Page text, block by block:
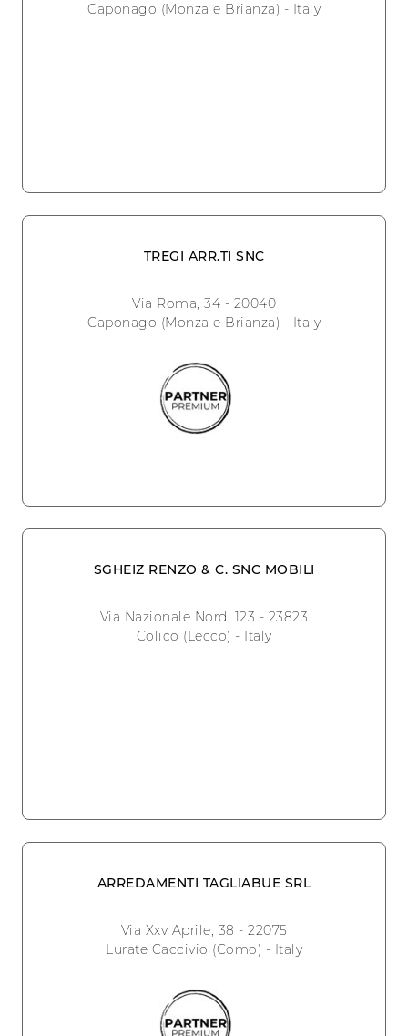
Caponago (Monza e Brianza) - Italy
TREGI ARR.TI SNC
Via Roma, 34 - 20040
Caponago (Monza e Brianza) - Italy
SGHEIZ RENZO & C. SNC MOBILI
Via Nazionale Nord, 123 - 23823
Colico (Lecco) - Italy
ARREDAMENTI TAGLIABUE SRL
Via Xxv Aprile, 38 - 22075
Lurate Caccivio (Como) - Italy